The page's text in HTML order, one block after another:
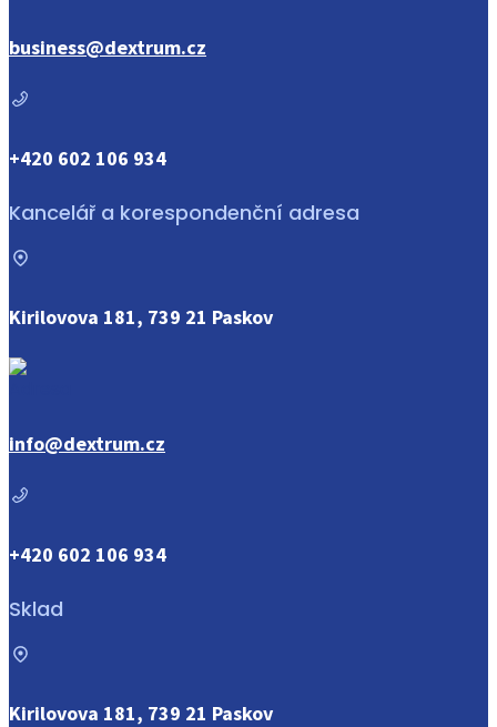
business@dextrum.cz
+420 602 106 934
Kancelář a korespondenční adresa
Kirilovova 181, 739 21 Paskov
info@dextrum.cz
+420 602 106 934
Sklad
Kirilovova 181, 739 21 Paskov